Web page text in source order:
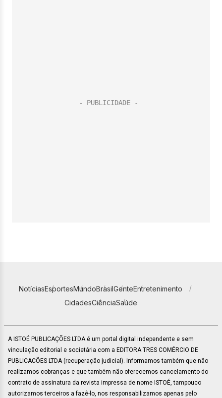
NotíciasEsportesMundoBrasilGenteEntretenimento
CidadesCiênciaSaúde
A ISTOÉ PUBLICAÇÕES LTDA é um portal digital independente e sem
vinculação editorial e societária com a EDITORA TRES COMÉRCIO DE
PUBLICACÕES LTDA (recuperação judicial). Informamos também que não
realizamos cobranças e que também não oferecemos cancelamento do
contrato de assinatura da revista impressa de nome ISTOÉ, tampouco
autorizamos terceiros a fazê-lo, nos responsabilizamos apenas pelo